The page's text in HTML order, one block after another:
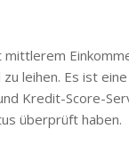
leihen. Es ist
Kredit-Score-
überprüft haben.